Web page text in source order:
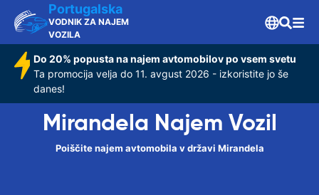
Portugalska
VODNIK ZA NAJEM
VOZILA
Do 20% popusta na najem avtomobilov po vsem svetu
Ta promocija velja do 11. avgust 2026 - izkoristite jo še
danes!
Mirandela Najem Vozil
Poiščite najem avtomobila v državi Mirandela